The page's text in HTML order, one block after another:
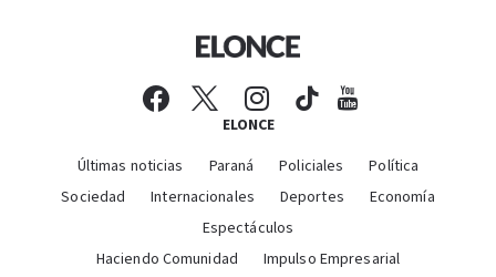
ELONCE
Últimas noticias Paraná Policiales
Política
Sociedad
Internacionales Deportes
Economía
Espectáculos
Haciendo Comunidad
Impulso Empresarial